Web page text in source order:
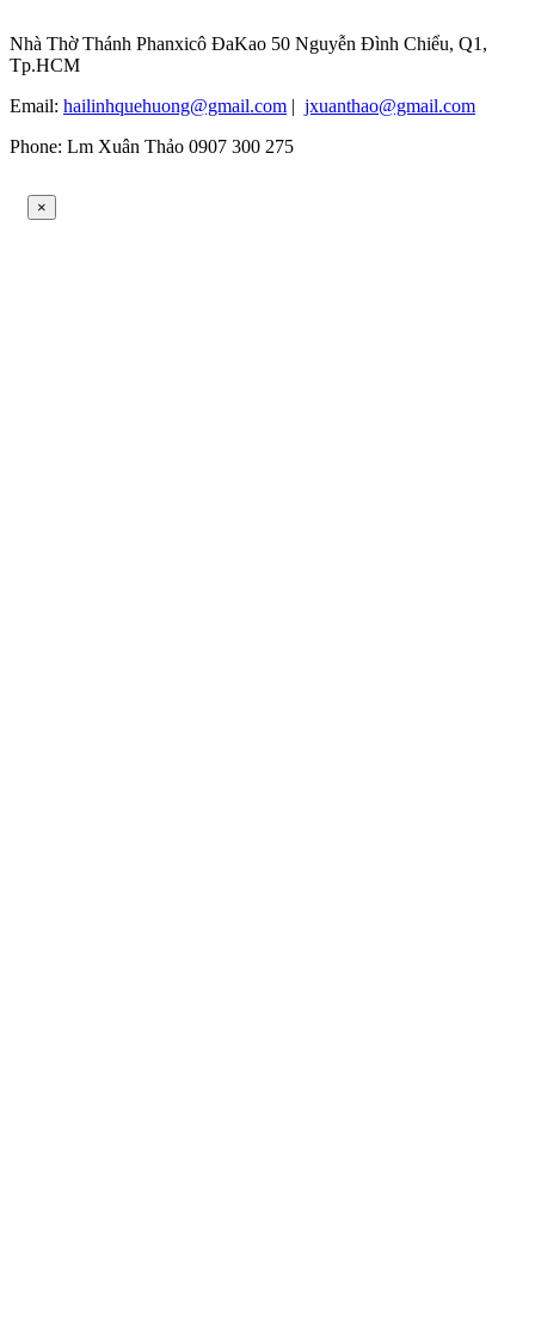
Nhà Thờ Thánh Phanxicô ĐaKao 50 Nguyễn Đình Chiểu, Q1,
Tp.HCM
Email: hailinhquehuong@gmail.com | jxuanthao@gmail.com
Phone: Lm Xuân Thảo 0907 300 275
×